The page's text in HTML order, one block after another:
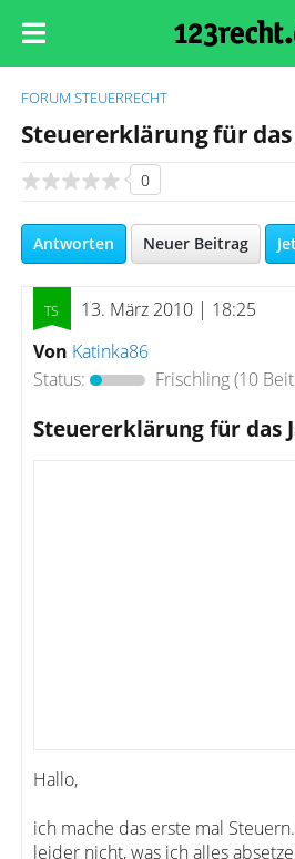
FORUM STEUERRECHT
Steuererklärung für das
0
Antworten Neuer Beitrag
13. März 2010 | 18:25
Von Katinka86
Status:
Frischling(10
Steuererklärung für das
Hallo,
ich mache das erste mal
leider nicht, was ich alles